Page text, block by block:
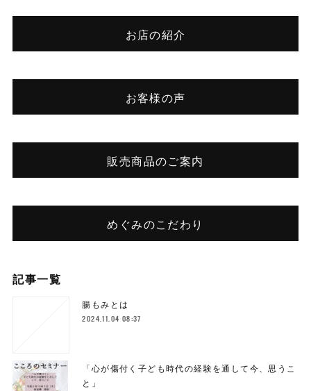
お店の紹介
お客様の声
販売商品のご案内
めぐみのこだわり
記事一覧
腸もみとは
2024.11.04 08:37
「心が傷付く子ども時代の経験を通して今、思うこ
と」